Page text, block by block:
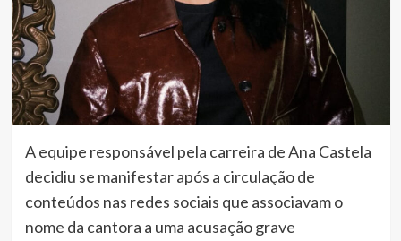
A equipe responsável pela carreira de Ana Castela
decidiu se manifestar após a circulação de
conteúdos nas redes sociais que associavam o
nome da cantora a uma acusação grave